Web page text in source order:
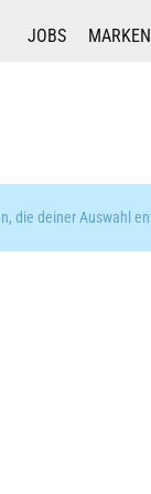
JOBS MARKEN
die deiner Auswahl